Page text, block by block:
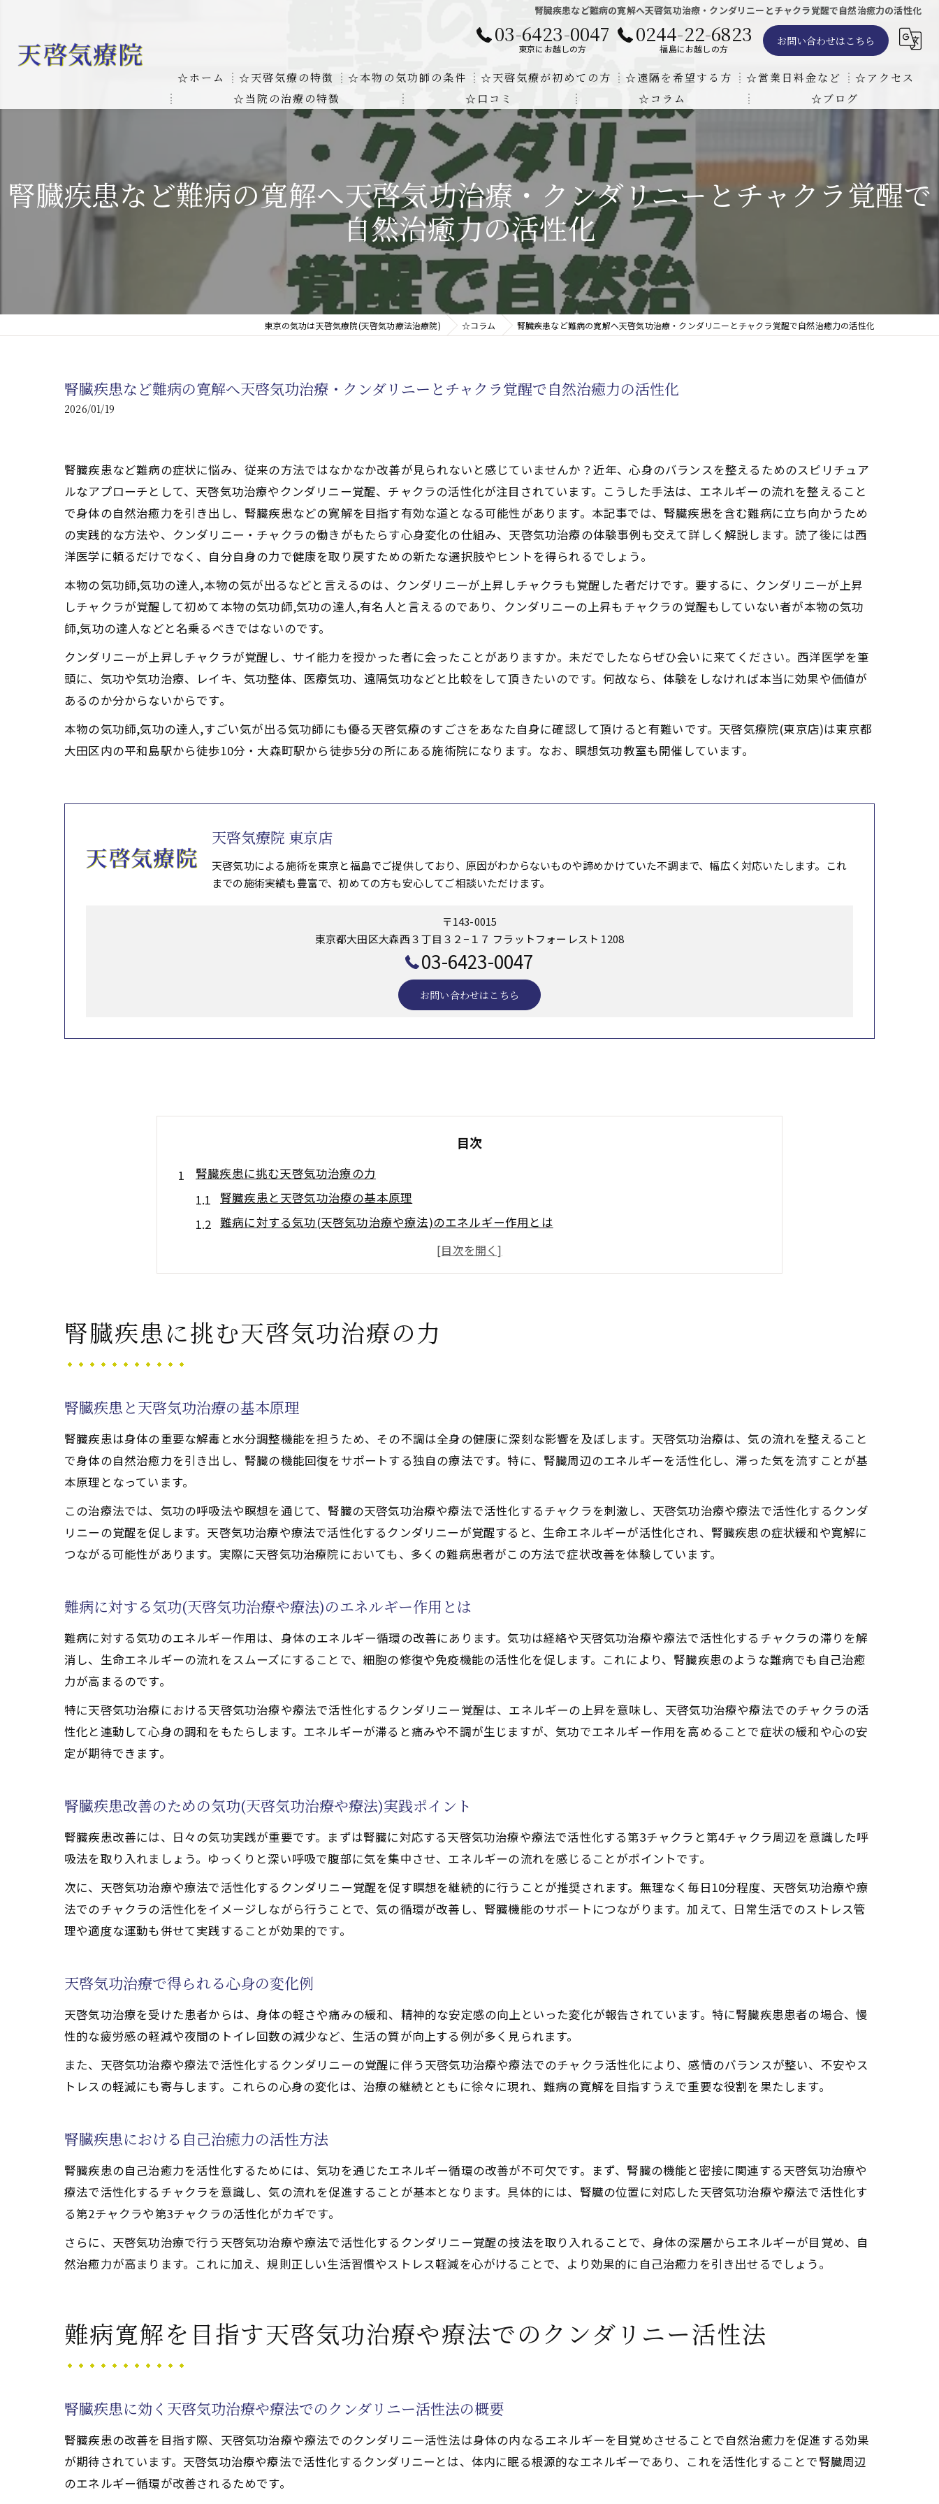
腎臓疾患など難病の寛解へ天啓気功治療・クンダリニーとチャクラ覚醒で自然治癒力の活性化
03-6423-0047
東京にお越しの方
0244-22-6823
福島にお越しの方
お問い合わせはこちら
☆ホーム ☆天啓気療の特徴
お客様の質問に対する回答
天啓気療に関する書籍
本物の気功師にも優るサイ能力の凄さ
気功治療や療法と天啓気療の違い
☆本物の気功師の条件
クンダリニーの上昇でチャクラの覚醒
☆天啓気療が初めての方 ☆遠隔を希望する方
遠隔気功ヒーリングで難病の克服の方法と効果
☆営業日料金など ☆アクセス
☆当院の治療の特徴
線維筋痛症が天啓気療により奇跡的な寛解
難病の疾患
難病治療に革命チャクラ覚醒サイ能力
肝臓の疾患
肝臓疾患の原因と症状を解明及び緩解法
心臓の疾患
腎臓の疾患
☆口コミ ☆コラム ☆ブログ
腎臓疾患など難病の寛解へ天啓気功治療・クンダリニーとチャクラ覚醒で
自然治癒力の活性化
東京の気功は天啓気療院(天啓気功療法治療院) ☆コラム 腎臓疾患など難病の寛解へ天啓気功治療・クンダリニーとチャクラ覚醒で自然治癒力の活性化
腎臓疾患など難病の寛解へ天啓気功治療・クンダリニーとチャクラ覚醒で自然治癒力の活性化
2026/01/19
腎臓疾患など難病の症状に悩み、従来の方法ではなかなか改善が見られないと感じていませんか？近年、心身のバランスを整えるためのスピリチュア
ルなアプローチとして、天啓気功治療やクンダリニー覚醒、チャクラの活性化が注目されています。こうした手法は、エネルギーの流れを整えること
で身体の自然治癒力を引き出し、腎臓疾患などの寛解を目指す有効な道となる可能性があります。本記事では、腎臓疾患を含む難病に立ち向かうため
の実践的な方法や、クンダリニー・チャクラの働きがもたらす心身変化の仕組み、天啓気功治療の体験事例も交えて詳しく解説します。読了後には西
洋医学に頼るだけでなく、自分自身の力で健康を取り戻すための新たな選択肢やヒントを得られるでしょう。
本物の気功師,気功の達人,本物の気が出るなどと言えるのは、クンダリニーが上昇しチャクラも覚醒した者だけです。要するに、クンダリニーが上昇
しチャクラが覚醒して初めて本物の気功師,気功の達人,有名人と言えるのであり、クンダリニーの上昇もチャクラの覚醒もしていない者が本物の気功
師,気功の達人などと名乗るべきではないのです。
クンダリニーが上昇しチャクラが覚醒し、サイ能力を授かった者に会ったことがありますか。未だでしたならぜひ会いに来てください。西洋医学を筆
頭に、気功や気功治療、レイキ、気功整体、医療気功、遠隔気功などと比較をして頂きたいのです。何故なら、体験をしなければ本当に効果や価値が
あるのか分からないからです。
本物の気功師,気功の達人,すごい気が出る気功師にも優る天啓気療のすごさをあなた自身に確認して頂けると有難いです。天啓気療院(東京店)は東京都
大田区内の平和島駅から徒歩10分・大森町駅から徒歩5分の所にある施術院になります。なお、瞑想気功教室も開催しています。
天啓気療院 東京店
天啓気功による施術を東京と福島でご提供しており、原因がわからないものや諦めかけていた不調まで、幅広く対応いたします。これ
までの施術実績も豊富で、初めての方も安心してご相談いただけます。
〒143-0015
東京都大田区大森西３丁目３２−１７ フラットフォーレスト 1208
03-6423-0047
お問い合わせはこちら
目次
腎臓疾患に挑む天啓気功治療の力
腎臓疾患と天啓気功治療の基本原理
難病に対する気功(天啓気功治療や療法)のエネルギー作用とは
腎臓疾患改善のための気功(天啓気功治療や療法)実践ポイント
天啓気功治療で得られる心身の変化例
難病寛解を目指す天啓気功治療や療法でのクンダリニー活性法
腎臓疾患に効く天啓気功治療や療法でのクンダリニー活性法の概要
天啓気功治療や療法でクンダリニー活性の実践ステップ解説
腎臓疾患改善を促す呼吸法と瞑想法のコツ
心身の変容へ導く天啓気功治療や療法で活性化するチャクラ覚醒の秘訣
難病改善に役立つ天啓気功治療や療法でのチャクラ活性化の実践法
エネルギーバランスが腎臓疾患に及ぼす影響
天啓気功治療や療法で活性化するチャクラ覚醒で得られる心身の変化体験
自然治癒力を高める気功(天啓気功治療や療法)と腎臓疾患改善
腎臓疾患の改善に不可欠な自然治癒力とは
気功(天啓気功治療や療法)で高まる自己免疫と腎臓疾患の関係
腎臓疾患寛解へ導く日常的な気功(天啓気功治療や療法)活用法
心身のバランス調整で得られる効果実感
難病寛解を目指す気功治療(天啓気功治療や療法)の魅力ポイント
天啓気功治療や療法で活性化するクンダリニー・天啓気功治療や療法でのチャクラと気功の相乗効果
腎臓疾患改善に役立つ気功(天啓気功治療や療法)体験談の重要性
気功(天啓気功治療や療法)実践で得られる生活の質向上の実感
天啓気功治療や療法で活性化するチャクラの働きが難病改善に与える影響
腎臓疾患に対する天啓気功治療や療法で活性化するチャクラ調整の意義
気功治療と天啓気功治療や療法で活性化するチャクラ覚醒の実践的関係性
腎臓疾患寛解に寄与するエネルギーの循環
天啓気功治療や療法で活性化するチャクラ整流で実感した心身の変化例
腎臓疾患に挑む天啓気功治療の力
腎臓疾患と天啓気功治療の基本原理
腎臓疾患は身体の重要な解毒と水分調整機能を担うため、その不調は全身の健康に深刻な影響を及ぼします。天啓気功治療は、気の流れを整えること
で身体の自然治癒力を引き出し、腎臓の機能回復をサポートする独自の療法です。特に、腎臓周辺のエネルギーを活性化し、滞った気を流すことが基
本原理となっています。
この治療法では、気功の呼吸法や瞑想を通じて、腎臓の天啓気功治療や療法で活性化するチャクラを刺激し、天啓気功治療や療法で活性化するクンダ
リニーの覚醒を促します。天啓気功治療や療法で活性化するクンダリニーが覚醒すると、生命エネルギーが活性化され、腎臓疾患の症状緩和や寛解に
つながる可能性があります。実際に天啓気功治療院においても、多くの難病患者がこの方法で症状改善を体験しています。
難病に対する気功(天啓気功治療や療法)のエネルギー作用とは
難病に対する気功のエネルギー作用は、身体のエネルギー循環の改善にあります。気功は経絡や天啓気功治療や療法で活性化するチャクラの滞りを解
消し、生命エネルギーの流れをスムーズにすることで、細胞の修復や免疫機能の活性化を促します。これにより、腎臓疾患のような難病でも自己治癒
力が高まるのです。
特に天啓気功治療における天啓気功治療や療法で活性化するクンダリニー覚醒は、エネルギーの上昇を意味し、天啓気功治療や療法でのチャクラの活
性化と連動して心身の調和をもたらします。エネルギーが滞ると痛みや不調が生じますが、気功でエネルギー作用を高めることで症状の緩和や心の安
定が期待できます。
腎臓疾患改善のための気功(天啓気功治療や療法)実践ポイント
腎臓疾患改善には、日々の気功実践が重要です。まずは腎臓に対応する天啓気功治療や療法で活性化する第3チャクラと第4チャクラ周辺を意識した呼
吸法を取り入れましょう。ゆっくりと深い呼吸で腹部に気を集中させ、エネルギーの流れを感じることがポイントです。
次に、天啓気功治療や療法で活性化するクンダリニー覚醒を促す瞑想を継続的に行うことが推奨されます。無理なく毎日10分程度、天啓気功治療や療
法でのチャクラの活性化をイメージしながら行うことで、気の循環が改善し、腎臓機能のサポートにつながります。加えて、日常生活でのストレス管
理や適度な運動も併せて実践することが効果的です。
天啓気功治療で得られる心身の変化例
天啓気功治療を受けた患者からは、身体の軽さや痛みの緩和、精神的な安定感の向上といった変化が報告されています。特に腎臓疾患患者の場合、慢
性的な疲労感の軽減や夜間のトイレ回数の減少など、生活の質が向上する例が多く見られます。
また、天啓気功治療や療法で活性化するクンダリニーの覚醒に伴う天啓気功治療や療法でのチャクラ活性化により、感情のバランスが整い、不安やス
トレスの軽減にも寄与します。これらの心身の変化は、治療の継続とともに徐々に現れ、難病の寛解を目指すうえで重要な役割を果たします。
腎臓疾患における自己治癒力の活性方法
腎臓疾患の自己治癒力を活性化するためには、気功を通じたエネルギー循環の改善が不可欠です。まず、腎臓の機能と密接に関連する天啓気功治療や
療法で活性化するチャクラを意識し、気の流れを促進することが基本となります。具体的には、腎臓の位置に対応した天啓気功治療や療法で活性化す
る第2チャクラや第3チャクラの活性化がカギです。
さらに、天啓気功治療で行う天啓気功治療や療法で活性化するクンダリニー覚醒の技法を取り入れることで、身体の深層からエネルギーが目覚め、自
然治癒力が高まります。これに加え、規則正しい生活習慣やストレス軽減を心がけることで、より効果的に自己治癒力を引き出せるでしょう。
難病寛解を目指す天啓気功治療や療法でのクンダリニー活性法
腎臓疾患に効く天啓気功治療や療法でのクンダリニー活性法の概要
腎臓疾患の改善を目指す際、天啓気功治療や療法でのクンダリニー活性法は身体の内なるエネルギーを目覚めさせることで自然治癒力を促進する効果
が期待されています。天啓気功治療や療法で活性化するクンダリニーとは、体内に眠る根源的なエネルギーであり、これを活性化することで腎臓周辺
のエネルギー循環が改善されるためです。